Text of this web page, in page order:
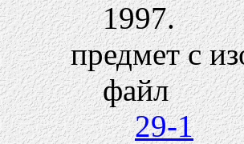
1997.
предмет с
файл
29-1